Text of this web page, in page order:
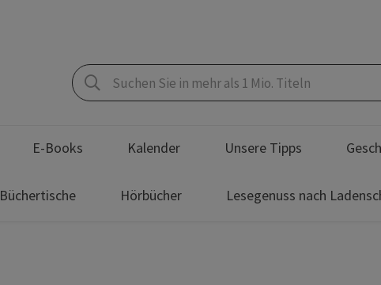
E-Books Kalender Unsere Tipps
Büchertische Hörbücher Lesegenuss nach